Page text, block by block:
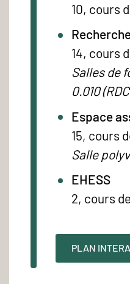
10, cours
14, cours
Salles de
0.010
Espace
15, cours
Salle
EHESS
2, cours
PLAN